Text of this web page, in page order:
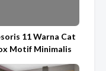
11 Warna Cat
Motif Minimalis